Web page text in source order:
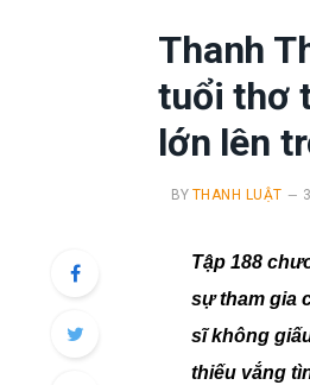
Thanh
tuổi thơ
lớn lên
BY THANH LUẬT
Tập 188
sự tham gia
sĩ không
thiếu vắng